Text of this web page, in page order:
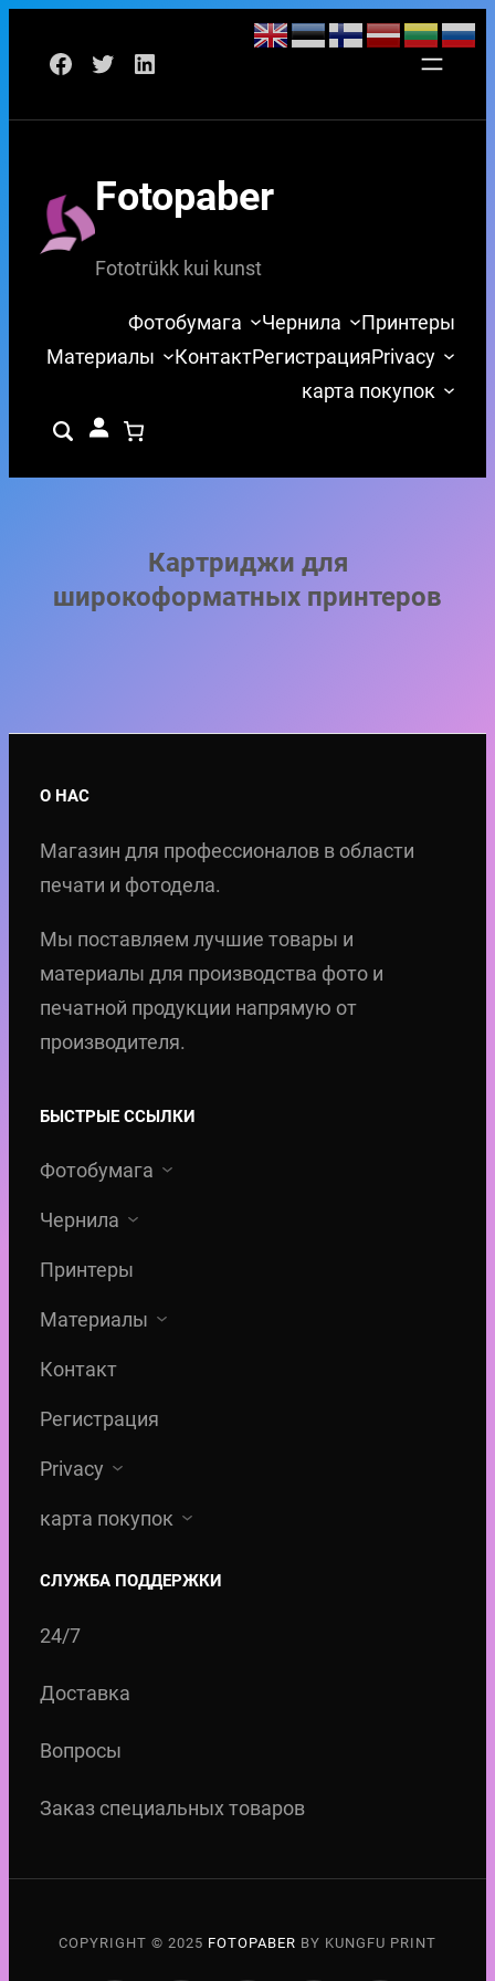
Facebook
TwitterLinkedIn
Fotopaber
Fototrükk kui kunst
Фотобумага Чернила
Принтеры
Материалы
КонтактРегистрацияPrivacy
карта покупок
Картриджи для
широкоформатных принтеров
О НАС
Магазин для профессионалов в области
печати и фотодела.
Мы поставляем лучшие товары и
материалы для производства фото и
печатной продукции напрямую от
производителя.
БЫСТРЫЕ ССЫЛКИ
Фотобумага
Чернила
Принтеры
Материалы
Контакт
Регистрация
Privacy
карта покупок
СЛУЖБА ПОДДЕРЖКИ
24/7
Доставка
Вопросы
Заказ специальных товаров
COPYRIGHT © 2025 FOTOPABER BY KUNGFU PRINT